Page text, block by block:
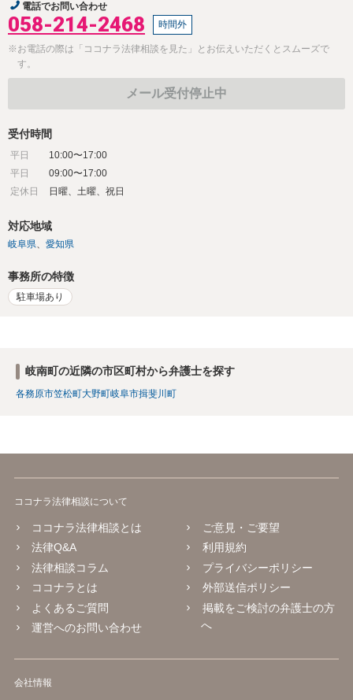
電話でお問い合わせ
058-214-2468 時間外
※お電話の際は「ココナラ法律相談を見た」とお伝えいただくとスムーズで
す。
メール受付停止中
受付時間
平日
10:00〜17:00
平日
09:00〜17:00
定休日
日曜、土曜、祝日
対応地域
岐阜県 愛知県
事務所の特徴
駐車場あり
岐南町の近隣の市区町村から弁護士を探す
各務原市笠松町大野町岐阜市揖斐川町
ココナラ法律相談について
ココナラ法律相談とは
法律Q&A
法律相談コラム
ココナラとは
よくあるご質問
運営へのお問い合わせ
ご意見・ご要望
利用規約
プライバシーポリシー
外部送信ポリシー
掲載をご検討の弁護士の方
へ
会社情報